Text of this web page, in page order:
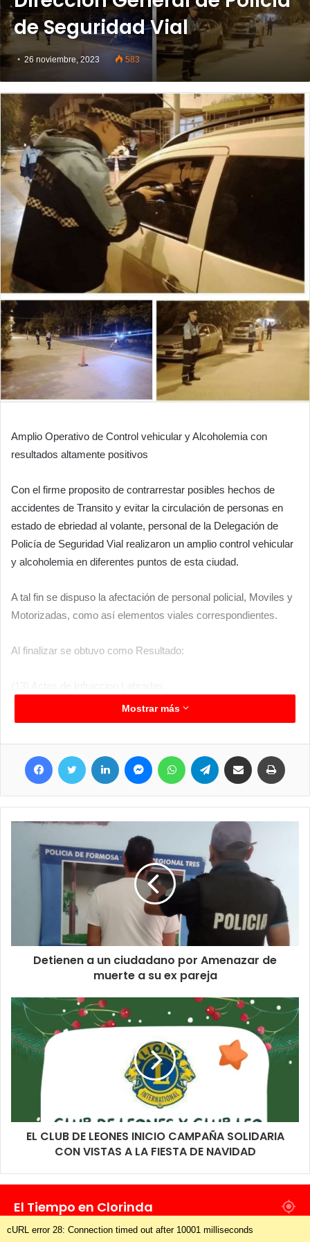
de Seguridad Vial
26 noviembre, 2023 583
Amplio Operativo de Control vehicular y Alcoholemia con
resultados altamente positivos
Con el firme proposito de contrarrestar posibles hechos de
accidentes de Transito y evitar la circulación de personas en
estado de ebriedad al volante, personal de la Delegación de
Policía de Seguridad Vial realizaron un amplio control vehicular
y alcoholemia en diferentes puntos de esta ciudad.
A tal fin se dispuso la afectación de personal policial, Moviles y
Motorizadas, como así elementos viales correspondientes.
Al finalizar se obtuvo como Resultado:
Por conducir en estado de Ebriedad
Alcotest positivos.
(10) Licencia Retenida.
Durante la jornada nocturna no se registraron accientes de
tránsito graves.
Mostrar más
Facebook Twitter LinkedIn MessengerWhatsApp Telegram Compartir por correo electrónico
Detienen a un ciudadano por Amenazar de
muerte a su ex pareja
EL CLUB DE LEONES INICIO CAMPAÑA SOLIDARIA
CON VISTAS A LA FIESTA DE NAVIDAD
El Tiempo en Clorinda
cURL error 28: Connection timed out after 10001 milliseconds